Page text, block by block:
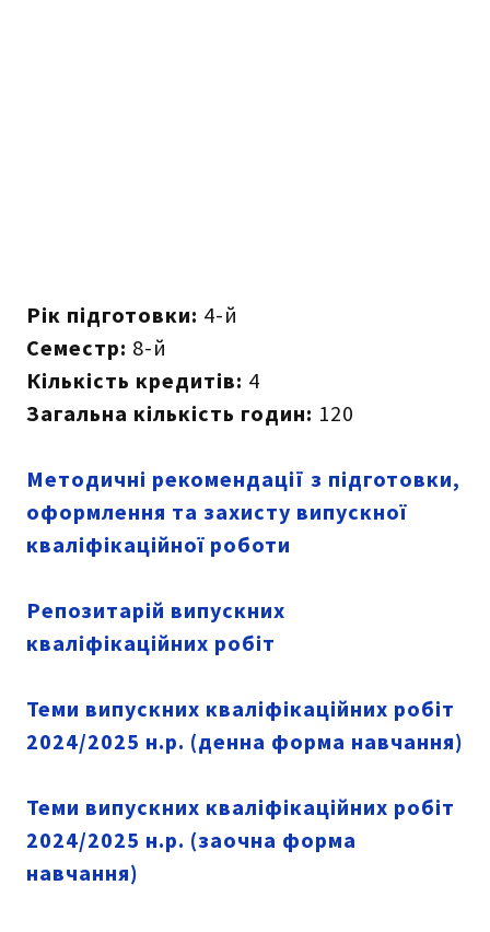
Рік підготовки: 4-й
Семестр: 8-й
Кількість кредитів: 4
Загальна кількість годин: 120
Методичні рекомендації з підготовки,
оформлення та захисту випускної
кваліфікаційної роботи
Репозитарій випускних
кваліфікаційних робіт
Теми випускних кваліфікаційних робіт
2024/2025 н.р. (денна форма навчання)
Теми випускних кваліфікаційних робіт
2024/2025 н.р. (заочна форма
навчання)